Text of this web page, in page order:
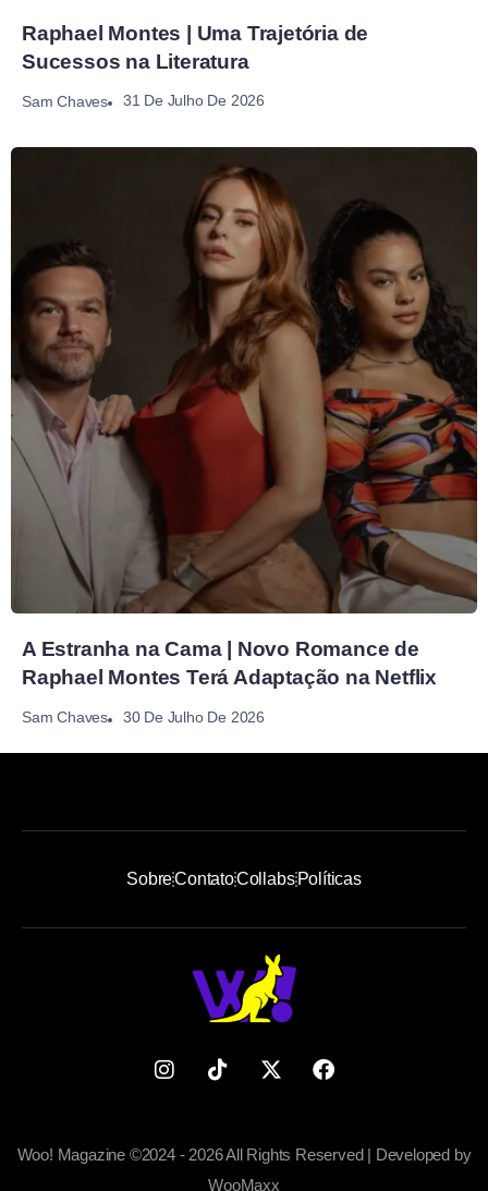
Raphael Montes | Uma Trajetória de
Sucessos na Literatura
Sam Chaves 31 De Julho De 2026
A Estranha na Cama | Novo Romance de
Raphael Montes Terá Adaptação na Netflix
Sam Chaves 30 De Julho De 2026
SobreContatoCollabsPolíticas
Woo! Magazine ©2024 - 2026 All Rights Reserved | Developed by
WooMaxx